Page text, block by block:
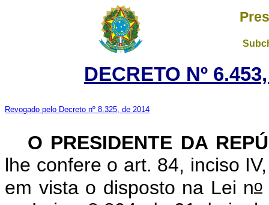
DECRETO Nº
Revogado pelo Decreto nº 8.325, de 2014
O PRESIDENTE DA
lhe confere o art. 84, inciso
em vista o disposto na Lei no